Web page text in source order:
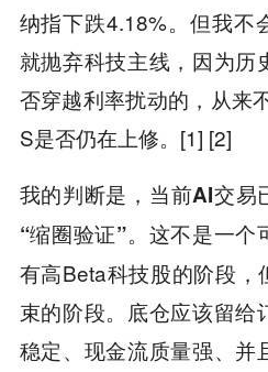
纳指下跌4.18%。但我不
就抛弃科技主线，因为历
否穿越利率扰动的，从来
S是否仍在上修。[1] [2]
我的判断是， 当前AI交易
“缩圈验证”。 这不是一个
有高Beta科技股的阶段
束的阶段。底仓应该留给
稳定、现金流质量强、并